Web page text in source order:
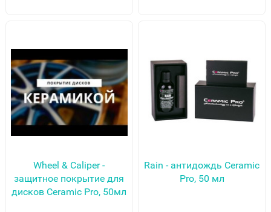
Wheel & Caliper -
защитное покрытие для
дисков Ceramic Pro, 50мл
Rain - антидождь Ceramic
Pro, 50 мл